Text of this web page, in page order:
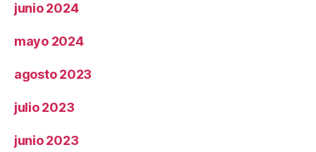
junio 2024
mayo 2024
agosto 2023
julio 2023
junio 2023